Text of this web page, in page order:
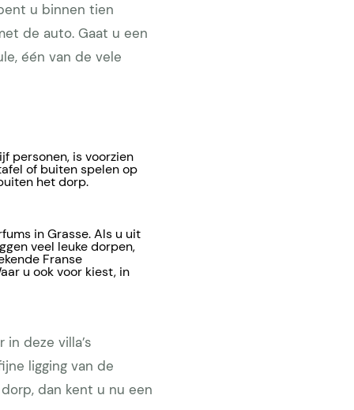
u binnen tien
de auto. Gaat u een
één van de vele
personen, is voorzien
of buiten spelen op
het dorp.
in Grasse. Als u uit
veel leuke dorpen,
Franse
u ook voor kiest, in
deze villa’s
ligging van de
dan kent u nu een